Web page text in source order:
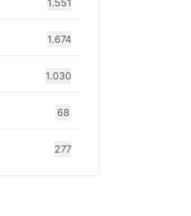
1.551
1.674
1.030
68
277